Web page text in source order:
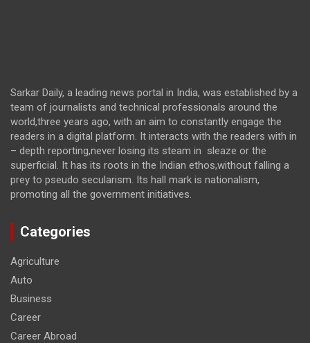
Sarkar Daily, a leading news portal in India, was established by a
team of journalists and technical professionals around the
world,three years ago, with an aim to constantly engage the
readers in a digital platform. It interacts with the readers with in
– depth reporting,never losing its steam in sleaze or the
superficial. It has its roots in the Indian ethos,without falling a
prey to pseudo secularism. Its hall mark is nationalism,
promoting all the government initiatives.
Categories
Agriculture
Auto
Business
Career
Career Abroad